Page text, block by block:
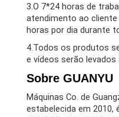
3.O 7*24 horas de
atendimento ao
horas por dia durante
4.Todos os produtos
e vídeos serão levados
Sobre GUANYU
Máquinas Co. de
estabelecida em